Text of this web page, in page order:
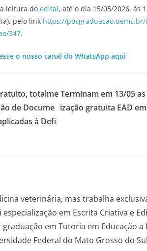
leitura do edital, até o dia 15/05/2026, às
pelo link https://posgraduacao.uems.br/
347.
o nosso canal do WhatsApp aqui
totalme
de Docume
à Defi
Terminam em 13/05
ização gratuita EAD
veterinária, mas trabalha
especialização em Escrita Criativa e
em Tutoria em Educação a
Federal do Mato Grosso do